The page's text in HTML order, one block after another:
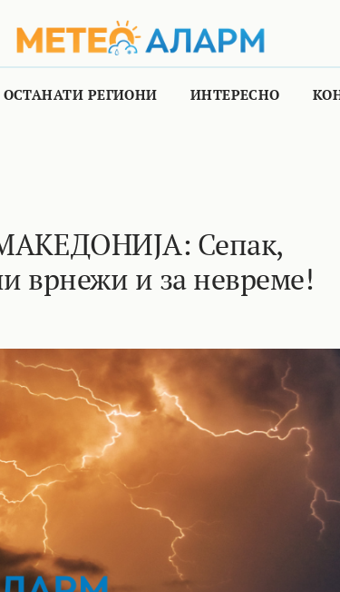
ОСТАНАТИ РЕГИОНИ ИНТЕРЕСНО
Сепак,
врнежи и за невреме!